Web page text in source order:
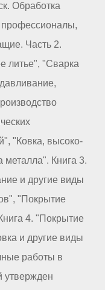
Обработка
профессионалы,
Часть 2.
литье", "Сварка
"Ковка, высоко-
металла". Книга 3.
и другие виды
"Покрытие
4. "Покрытие
и другие виды
работы в
утвержден